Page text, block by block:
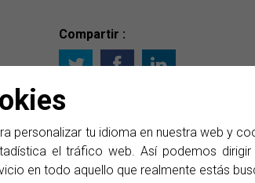
personalizar tu idioma en nuestra web y
el tráfico web. Así podemos dirigir
en todo aquello que realmente estás
Compartir :
para emisión y distribución de
de medida para TV por cable,
para FTTH y GPON.
DVB-T, streamers IP o